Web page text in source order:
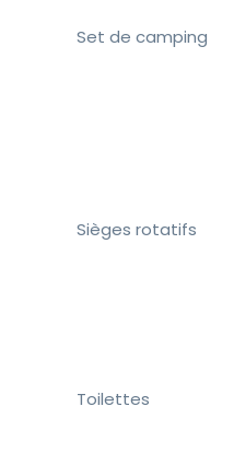
Set de camping
Sièges rotatifs
Toilettes